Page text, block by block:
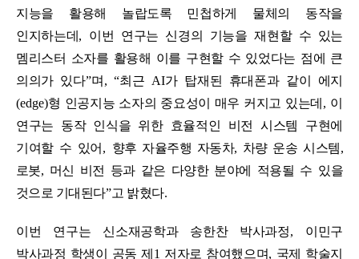
지능을 활용해 놀랍도록 민첩하게 물체의 동작을
인지하는데 , 이번 연구는 신경의 기능을 재현할 수 있는
멤리스터 소자를 활용해 이를 구현할 수 있었다는 점에 큰
의의가 있다”며 , “최근AI가 탑재된 휴대폰과 같이 에지
(edge)형 인공지능 소자의 중요성이 매우 커지고 있는데 , 이
연구는 동작 인식을 위한 효율적인 비전 시스템 구현에
기여할 수 있어 , 향후 자율주행 자동차, 차량 운송 시스템,
로봇, 머신 비전 등과 같은 다양한 분야에 적용될 수 있을
것으로 기대된다”고 밝혔다.
이번 연구는 신소재공학과 송한찬 박사과정, 이민구
박사과정 학생이 공동 제 1 저자로 참여했으며, 국제 학술지